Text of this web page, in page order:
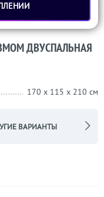
ДВУСПАЛЬНАЯ
170 x 115 x 210 см
ВАРИАНТЫ